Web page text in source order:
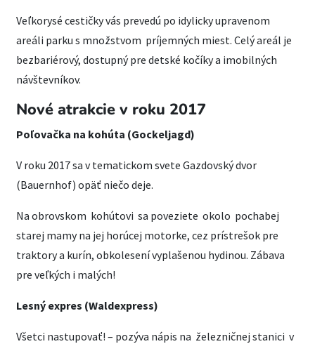
Veľkorysé cestičky vás prevedú po idylicky upravenom
areáli parku s množstvom príjemných miest. Celý areál je
bezbariérový, dostupný pre detské kočíky a imobilných
návštevníkov.
Nové atrakcie v roku 2017
Poľovačka na kohúta (Gockeljagd)
V roku 2017 sa v tematickom svete Gazdovský dvor
(Bauernhof) opäť niečo deje.
Na obrovskom kohútovi sa poveziete okolo pochabej
starej mamy na jej horúcej motorke, cez prístrešok pre
traktory a kurín, obkolesení vyplašenou hydinou. Zábava
pre veľkých i malých!
Lesný expres (Waldexpress)
Všetci nastupovať! – pozýva nápis na železničnej stanici v